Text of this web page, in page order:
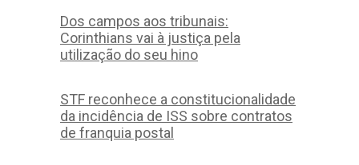
Dos campos aos tribunais:
Corinthians vai à justiça pela
utilização do seu hino
STF reconhece a constitucionalidade
da incidência de ISS sobre contratos
de franquia postal